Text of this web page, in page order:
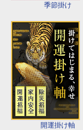
季節掛け
開運掛け軸